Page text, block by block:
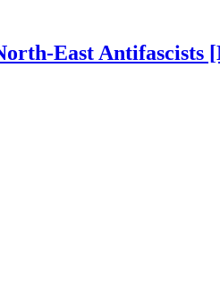
East Antifascists